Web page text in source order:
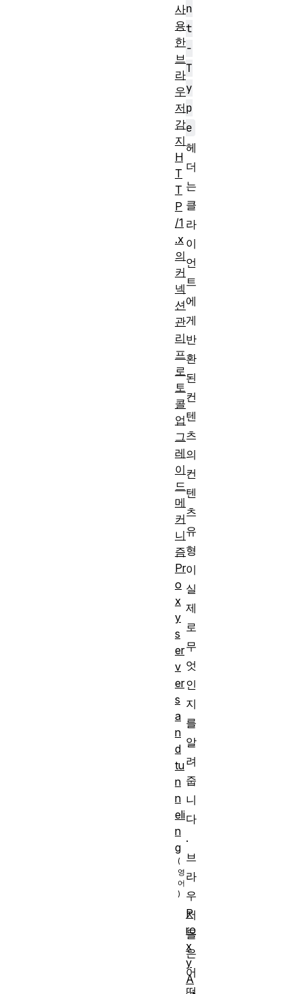
n
t
-
T
y
p
e
헤
더
는
클
라
이
언
트
에
게
반
환
된
컨
텐
츠
의
컨
텐
츠
유
형
이
실
제
로
무
엇
인
지
를
알
려
줍
니
다
.
브
라
우
저
들
은
어
떤
사
용
한
브
라
우
저
감
지
H
T
T
P
/1
.x
의
커
넥
션
관
리
프
로
토
콜
업
그
레
이
드
메
커
니
즘
Pr
o
x
y
s
er
v
er
s
a
n
d
tu
n
n
eli
n
g
P
ro
x
y
A